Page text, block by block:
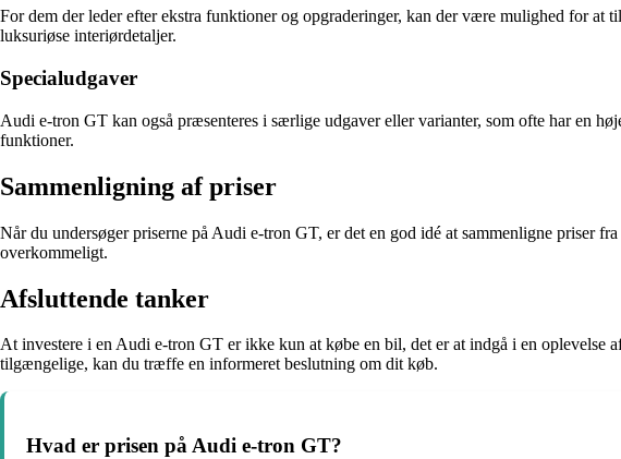
For dem der leder efter ekstra funktioner og opgraderinger, kan der være mulighed for
luksuriøse interiørdetaljer.
Specialudgaver
Audi e-tron GT kan også præsenteres i særlige udgaver eller varianter, som ofte har en
funktioner.
Sammenligning af priser
Når du undersøger priserne på Audi e-tron GT, er det en god idé at sammenligne priser
overkommeligt.
Afsluttende tanker
At investere i en Audi e-tron GT er ikke kun at købe en bil, det er at indgå i en oplevelse
tilgængelige, kan du træffe en informeret beslutning om dit køb.
Hvad er prisen på Audi e-tron GT?